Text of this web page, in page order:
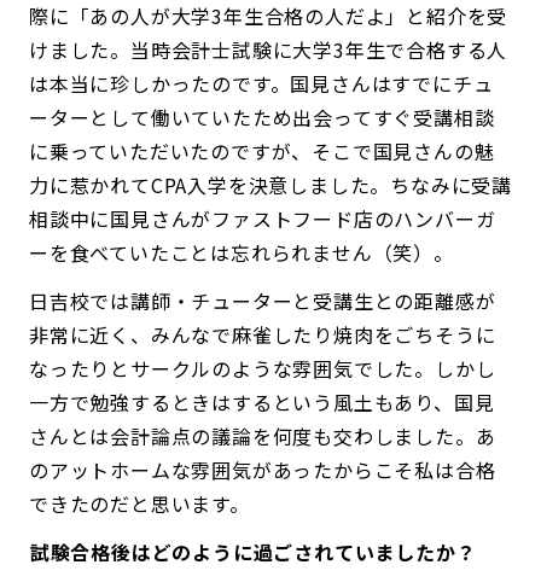
際に「あの人が大学3年生合格の人だよ」と紹介を受
けました。当時会計士試験に大学3年生で合格する人
は本当に珍しかったのです。国見さんはすでにチュ
ーターとして働いていたため出会ってすぐ受講相談
に乗っていただいたのですが、そこで国見さんの魅
力に惹かれてCPA入学を決意しました。ちなみに受講
相談中に国見さんがファストフード店のハンバーガ
ーを食べていたことは忘れられません（笑）。
日吉校では講師・チューターと受講生との距離感が
非常に近く、みんなで麻雀したり焼肉をごちそうに
なったりとサークルのような雰囲気でした。しかし
一方で勉強するときはするという風土もあり、国見
さんとは会計論点の議論を何度も交わしました。あ
のアットホームな雰囲気があったからこそ私は合格
できたのだと思います。
――試験合格後はどのように過ごされていましたか？